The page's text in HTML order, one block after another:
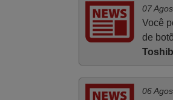
O comando veio
protegido. Fez logo
com a televisão,
Funciona na
07
Você
de
06